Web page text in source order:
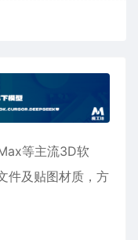
等主流3D软
件及贴图材质，方